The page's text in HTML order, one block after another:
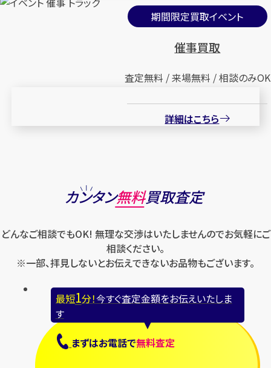
期間限定買取イベント
催事買取
査定無料 / 来場無料 / 相談のみOK
詳細はこちら
カンタン無料買取査定
どんなご相談でもOK! 無理な交渉はいたしませんのでお気軽にご
相談ください。
※一部、拝見しないとお伝えできないお品物もございます。
最短1分！今すぐ査定金額をお伝えいたしま
す
まずはお電話で無料査定